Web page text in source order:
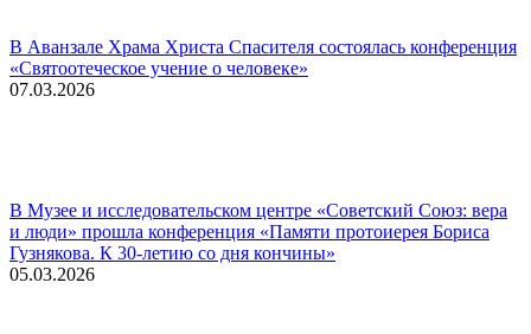
В Аванзале Храма Христа Спасителя состоялась конференция
«Святоотеческое учение о человеке»
07.03.2026
В Музее и исследовательском центре «Советский Союз: вера
и люди» прошла конференция «Памяти протоиерея Бориса
Гузнякова. К 30-летию со дня кончины»
05.03.2026